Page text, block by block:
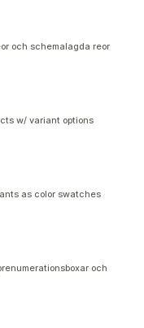
och schemalagda reor
w/ variant options
as color swatches
och